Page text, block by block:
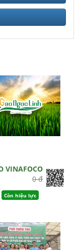
VINAFOCO
0 đ
Còn hiệu lực